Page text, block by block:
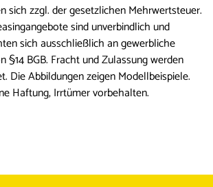
sich zzgl. der gesetzlichen Mehrwertsteuer.
sind unverbindlich und
sich ausschließlich an gewerbliche
§14 BGB. Fracht und Zulassung werden
Die Abbildungen zeigen Modellbeispiele.
Haftung, Irrtümer vorbehalten.